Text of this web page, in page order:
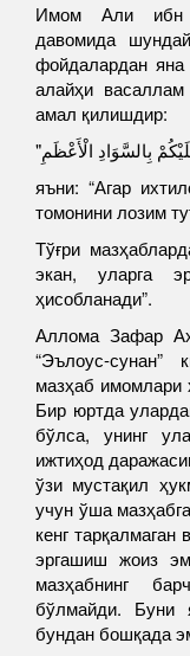
Имом Али ибн
давомида
фойдалардан
алайҳи васаллам
амал қилишдир:
яъни: “Агар
томонини лозим
Тўғри
экан, уларга
ҳисобланади”.
Аллома Зафар
“Эълоус-сунан”
мазҳаб имомлари
Бир юртда
бўлса, унинг
ижтиҳод
ўзи мустақил
учун ўша
кенг
эргашиш жоиз
мазҳабнинг
бўлмайди. Буни
бундан бошқада